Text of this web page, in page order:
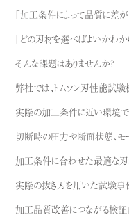
「加工条件によって品質に差が
「どの刃材を選べばよいかわか
そんな課題はありませんか？
弊社では、トムソン刃性能試験
実際の加工条件に近い環境で
切断時の圧力や断面状態、モ
加工条件に合わせた最適な刃
実際の抜き刃を用いた試験事
加工品質改善につながる検証